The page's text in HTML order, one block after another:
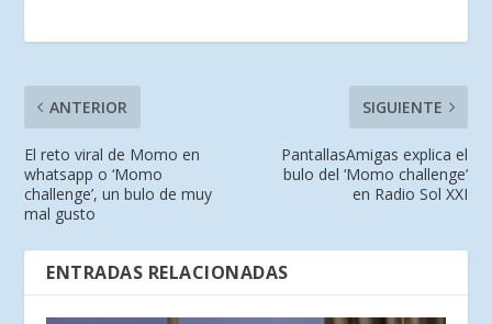
ANTERIOR
El reto viral de Momo en
whatsapp o ‘Momo
challenge’, un bulo de muy
mal gusto
SIGUIENTE
PantallasAmigas explica el
bulo del ‘Momo challenge’
en Radio Sol XXI
ENTRADAS RELACIONADAS